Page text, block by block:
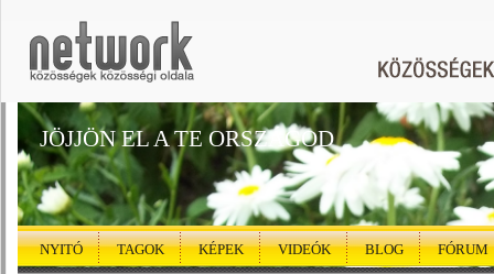
JÖJJÖN EL A TE ORSZÁGOD
NYITÓ TAGOK KÉPEK VIDEÓK BLOG FÓRUM